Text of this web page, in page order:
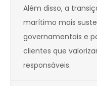
Além disso, a
marítimo mais
governamentais e
clientes que
responsáveis.